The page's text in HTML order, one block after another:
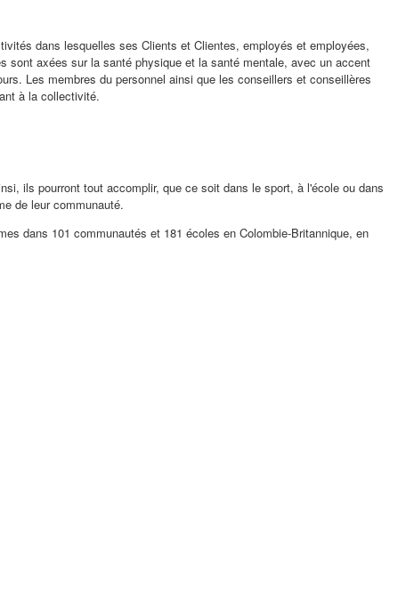
dans lesquelles ses Clients et Clientes, employés et employées,
sont axées sur la santé physique et la santé mentale, avec un accent
Les membres du personnel ainsi que les conseillers et conseillères
à la collectivité.
ils pourront tout accomplir, que ce soit dans le sport, à l'école ou dans
de leur communauté.
dans 101 communautés et 181 écoles en Colombie-Britannique, en